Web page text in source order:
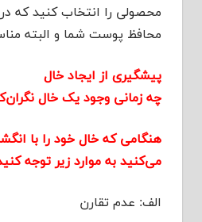
محصولی را انتخاب کنید که در
محافظ پوست شما و البته
پیشگیری از ایجاد خال
چه زمانی وجود یک خال
هنگامی که خال خود را با
می‌کنید به موارد زیر توجه
الف: عدم تقارن